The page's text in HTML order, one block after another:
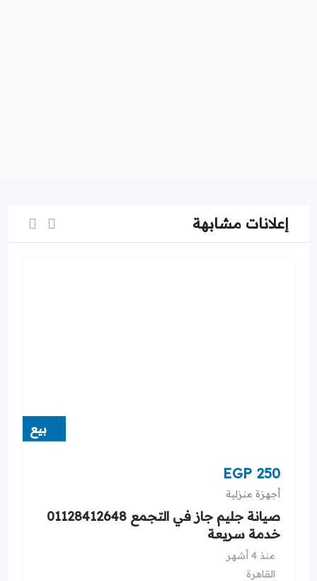
إعلانات مشابهة
بيع
EGP 250
أجهزة منزلية
صيانة جليم جاز في التجمع 01128412648
خدمة سريعة
منذ 4 أشهر
القاهرة